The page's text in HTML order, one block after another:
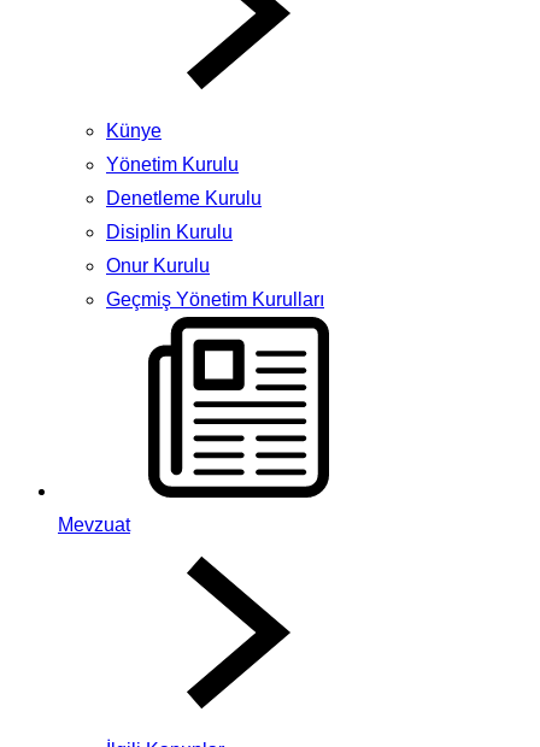
Künye
Yönetim Kurulu
Denetleme Kurulu
Disiplin Kurulu
Onur Kurulu
Geçmiş Yönetim Kurulları
Mevzuat